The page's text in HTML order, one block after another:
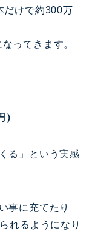
だけで約300万
ってきます。
）
る」という実感
事に充てたり
れるようになり